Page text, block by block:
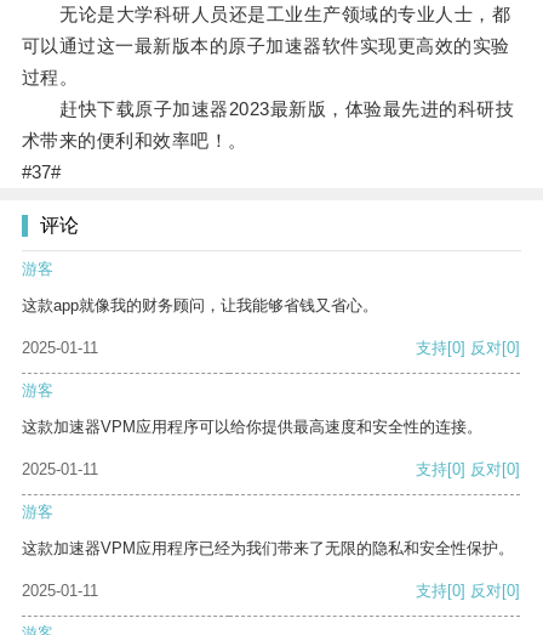
无论是大学科研人员还是工业生产领域的专业人士，都
可以通过这一最新版本的原子加速器软件实现更高效的实验
过程。
赶快下载原子加速器2023最新版，体验最先进的科研技
术带来的便利和效率吧！。
#37#
评论
游客
这款app就像我的财务顾问，让我能够省钱又省心。
2025-01-11 支持[0] 反对[0]
游客
这款加速器VPM应用程序可以给你提供最高速度和安全性的连接。
2025-01-11 支持[0] 反对[0]
游客
这款加速器VPM应用程序已经为我们带来了无限的隐私和安全性保护。
2025-01-11 支持[0] 反对[0]